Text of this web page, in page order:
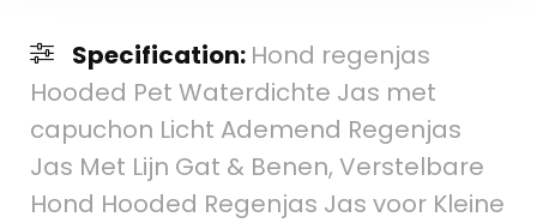
Specification: Hond regenjas
Hooded Pet Waterdichte Jas met
capuchon Licht Ademend Regenjas
Jas Met Lijn Gat & Benen, Verstelbare
Hond Hooded Regenjas Jas voor Kleine